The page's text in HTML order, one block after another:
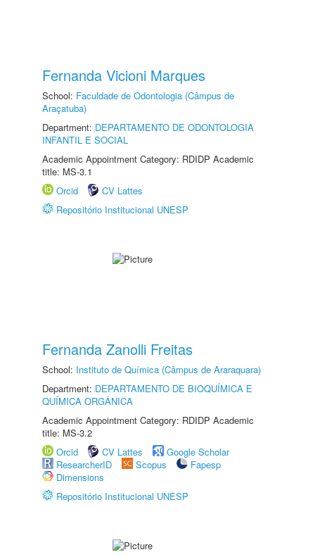
Fernanda Vicioni Marques
School: Faculdade de Odontologia (Câmpus de
Araçatuba)
Department: DEPARTAMENTO DE ODONTOLOGIA
INFANTIL E SOCIAL
Academic Appointment Category: RDIDP Academic
title: MS-3.1
Orcid
CV Lattes
Repositório Institucional UNESP
Fernanda Zanolli Freitas
School: Instituto de Química (Câmpus de Araraquara)
Department: DEPARTAMENTO DE BIOQUÍMICA E
QUÍMICA ORGÂNICA
Academic Appointment Category: RDIDP Academic
title: MS-3.2
Orcid
CV Lattes
Google Scholar
ResearcherID
Scopus
Fapesp
Dimensions
Repositório Institucional UNESP